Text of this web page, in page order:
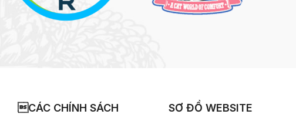
CÁC CHÍNH SÁCH SƠ ĐỒ WEBSITE